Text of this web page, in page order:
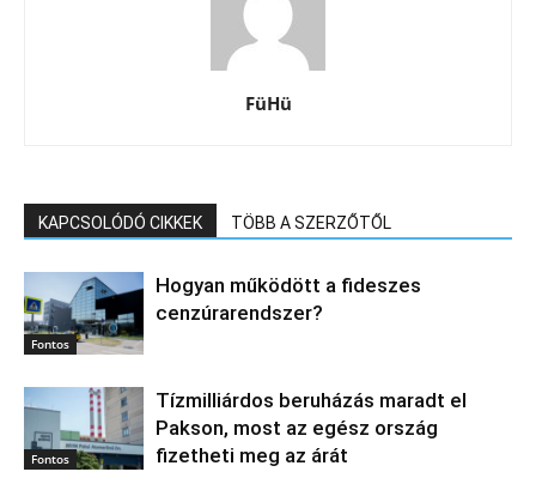
FüHü
KAPCSOLÓDÓ CIKKEK TÖBB A SZERZŐTŐL
Fontos
Hogyan működött a fideszes
cenzúrarendszer?
Fontos
Tízmilliárdos beruházás maradt el
Pakson, most az egész ország
fizetheti meg az árát